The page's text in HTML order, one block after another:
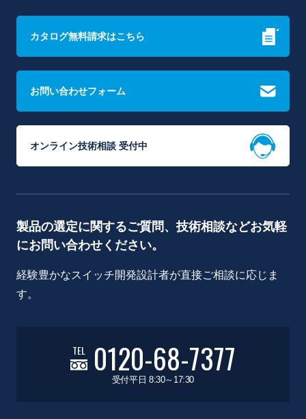
カタログ無料請求はこちら
お問い合わせフォーム
オンライン技術相談 受付中
製品の選定に関するご質問、技術相談などお気軽
にお問い合わせください。
経験豊かなスイッチ開発設計者が直接ご相談に応じま
す。
TEL 0120-68-7377
受付平日 8:30～17:30